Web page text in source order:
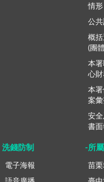
情形
公
概
(團
本
心
本
案
安
書
洗錢防制
電子海報
-所
苗